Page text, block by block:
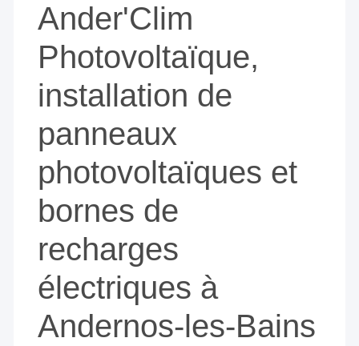
Ander'Clim
Photovoltaïque,
installation de
panneaux
photovoltaïques et
bornes de
recharges
électriques à
Andernos-les-Bains